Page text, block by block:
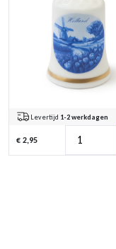
Levertijd 1-2 werkdagen
€ 2,95